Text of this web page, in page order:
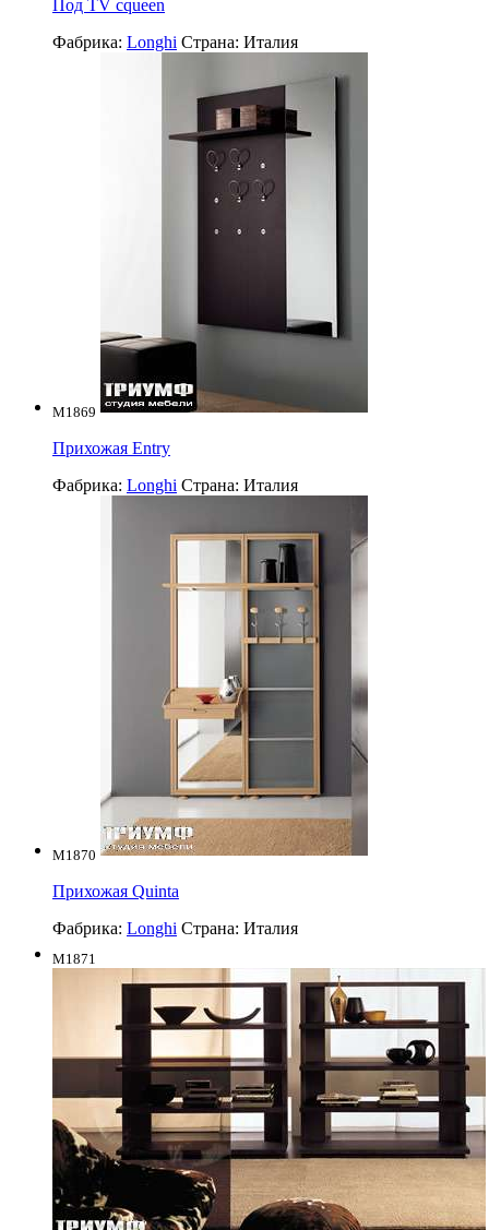
Под TV cqueen
Фабрика: Longhi Страна: Италия
M1869
Прихожая Entry
Фабрика: Longhi Страна: Италия
M1870
Прихожая Quinta
Фабрика: Longhi Страна: Италия
M1871